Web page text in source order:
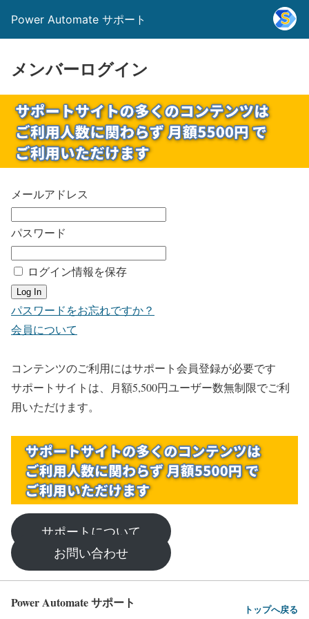
Power Automate サポート
メンバーログイン
メールアドレス
パスワード
ログイン情報を保存
パスワードをお忘れですか？
会員について
コンテンツのご利用にはサポート会員登録が必要です
サポートサイトは、月額5,500円ユーザー数無制限でご利
用いただけます。
サポートについて
お問い合わせ
Power Automate サポート トップへ戻る